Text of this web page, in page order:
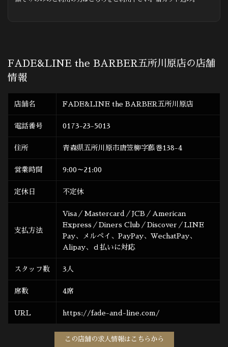
FADE&LINE the BARBER五所川原店の店舗
情報
店舗名 FADE&LINE the BARBER五所川原店
電話番号 0173-23-5013
住所 青森県五所川原市唐笠柳字藤巻138-4
営業時間 9:00～21:00
定休日 不定休
支払方法
Visa／Mastercard／JCB／American
Express／Diners Club／Discover／LINE
Pay、メルペイ、PayPay、WechatPay、
Alipay、ｄ払いに対応
スタッフ数 3人
席数 4席
URL https://fade-and-line.com/
この店舗の求人情報はこちらから